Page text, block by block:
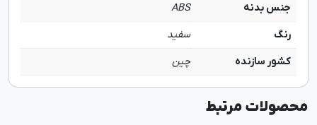
جنس بدنه
ABS
رنگ
سفید
کشور سازنده
چین
محصولات مرتبط